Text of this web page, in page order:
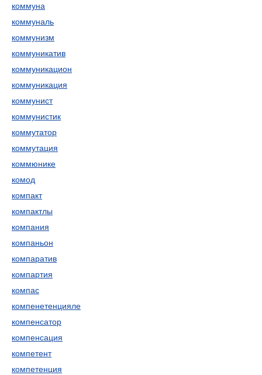
коммуна
коммуналь
коммунизм
коммуникатив
коммуникацион
коммуникация
коммунист
коммунистик
коммутатор
коммутация
коммюнике
комод
компакт
компактлы
компания
компаньон
компаратив
компартия
компас
компенетенцияле
компенсатор
компенсация
компетент
компетенция